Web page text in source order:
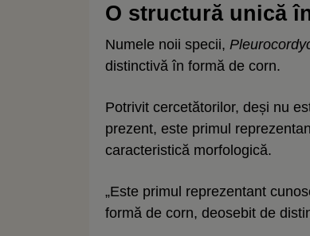
O structură unică
Numele noii specii,
distinctivă în formă de corn.
Potrivit cercetătorilor, deși nu
prezent, este primul
caracteristică morfologică.
„Este primul reprezentant
formă de corn, deosebit de